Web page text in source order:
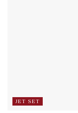
JET SET